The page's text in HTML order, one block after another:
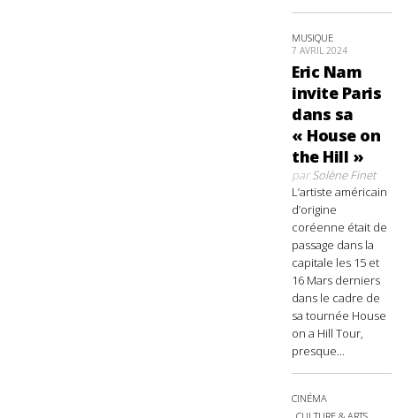
MUSIQUE
7 AVRIL 2024
Eric Nam
invite Paris
dans sa
« House on
the Hill »
parSolène Finet
L’artiste américain
d’origine
coréenne était de
passage dans la
capitale les 15 et
16 Mars derniers
dans le cadre de
sa tournée House
on a Hill Tour,
presque...
CINÉMA